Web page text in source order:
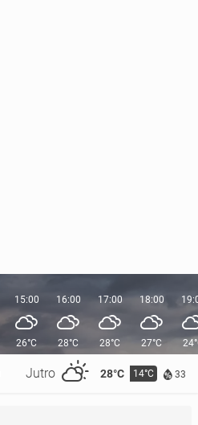
Jutro 28°C 14°C 33
15:00
26°C
16:00
28°C
17:00
28°C
18:00
27°C